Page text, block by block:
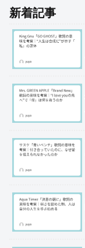
新着記事